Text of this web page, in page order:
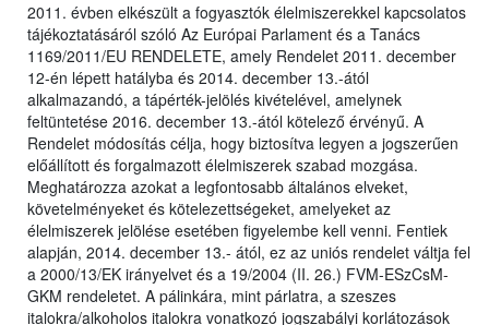
2011. évben elkészült a fogyasztók élelmiszerekkel kapcsolatos
tájékoztatásáról szóló Az Európai Parlament és a Tanács
1169/2011/EU RENDELETE, amely Rendelet 2011. december
12-én lépett hatályba és 2014. december 13.-ától
alkalmazandó, a tápérték-jelölés kivételével, amelynek
feltüntetése 2016. december 13.-ától kötelező érvényű. A
Rendelet módosítás célja, hogy biztosítva legyen a jogszerűen
előállított és forgalmazott élelmiszerek szabad mozgása.
Meghatározza azokat a legfontosabb általános elveket,
követelményeket és kötelezettségeket, amelyeket az
élelmiszerek jelölése esetében figyelembe kell venni. Fentiek
alapján, 2014. december 13.- ától, ez az uniós rendelet váltja fel
a 2000/13/EK irányelvet és a 19/2004 (II. 26.) FVM-ESzCsM-
GKM rendeletet. A pálinkára, mint párlatra, a szeszes
italokra/alkoholos italokra vonatkozó jogszabályi korlátozások